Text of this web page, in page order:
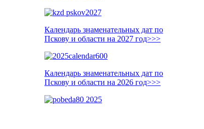
Календарь знаменательных дат по
Пскову и области на 2027 год>>>
Календарь знаменательных дат по
Пскову и области на 2026 год>>>